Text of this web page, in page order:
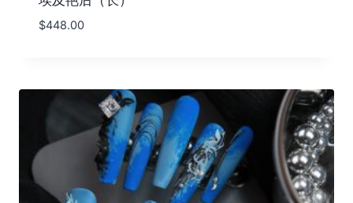
$448.00